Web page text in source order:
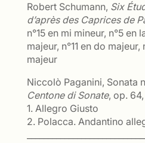
Robert Schumann, Six
d’après des Caprices de
n°15 en mi mineur, n°5 en
majeur, n°11 en do majeur,
majeur
Niccolò Paganini, Sonata
Centone di Sonate, op. 64,
1. Allegro Giusto
2. Polacca. Andantino